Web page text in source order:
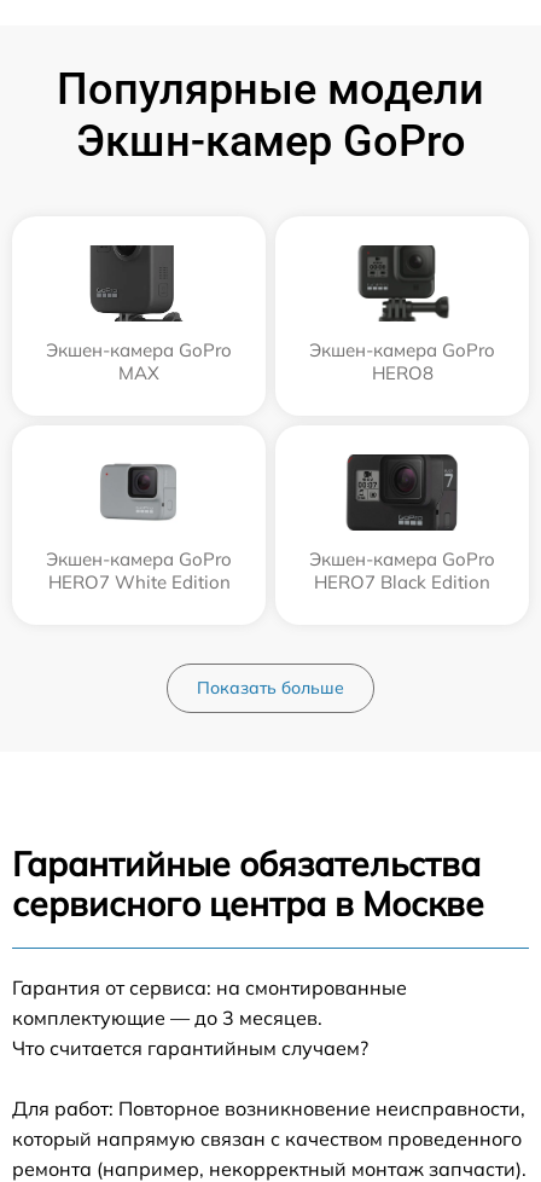
Популярные модели
Экшн-камер GoPro
Экшен-камера GoPro
MAX
Экшен-камера GoPro
HERO8
Экшен-камера GoPro
HERO7 White Edition
Экшен-камера GoPro
HERO7 Black Edition
Показать больше
Гарантийные обязательства
сервисного центра в Москве
Гарантия от сервиса: на смонтированные
комплектующие — до 3 месяцев.
Что считается гарантийным случаем?
Для работ: Повторное возникновение неисправности,
который напрямую связан с качеством проведенного
ремонта (например, некорректный монтаж запчасти).